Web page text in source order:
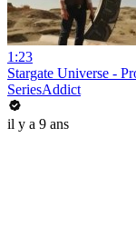
1:23
Stargate Universe -
SeriesAddict
il y a 9 ans